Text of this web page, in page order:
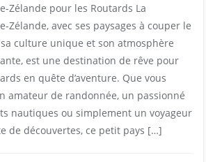
Zélande pour les Routards La
Zélande, avec ses paysages à couper le
culture unique et son atmosphère
est une destination de rêve pour
en quête d’aventure. Que vous
amateur de randonnée, un passionné
nautiques ou simplement un voyageur
de découvertes, ce petit pays […]